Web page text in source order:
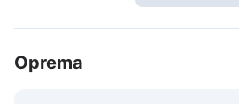
Oprema